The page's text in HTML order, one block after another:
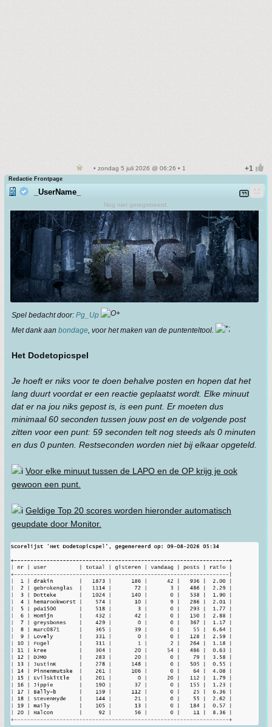
• zondag 5 juli 2026 @ 06:26 • 1
Redactie Frontpage
_UserName_
Nog niet geregistreerd.
Spel bedacht door: Pg_Up
Met dank aan bondage , voor het maken van de puntenteltool.
Het DodetopicspeI
Je hoeft er niks voor te doen behalve posten en hopen dat het
lang duurt voordat er een reactie geplaatst wordt. Elke minuut
dat er na jou niks gepost is, is een punt. Er moeten dus
minimaal 60 seconden tussen jouw post en de volgende post
zitten voor een punt: 59 seconden telt nog steeds als 0 minuten
en dus 0 punten. Restseconden worden niet bij elkaar opgeteld.
Voor elke minuut tussen de LAPO en de OP krijg je ook
gewoon een punt.
Geldige Top 20 scores worden hieronder automatisch
geupdate door Monitor.